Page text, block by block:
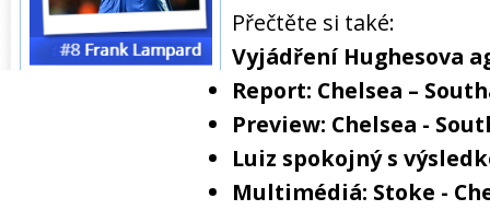
Přečtěte si také:
Vyjádření Hughesova
Report: Chelsea –
Preview: Chelsea -
Luiz spokojný s
Multimédiá: Stoke -